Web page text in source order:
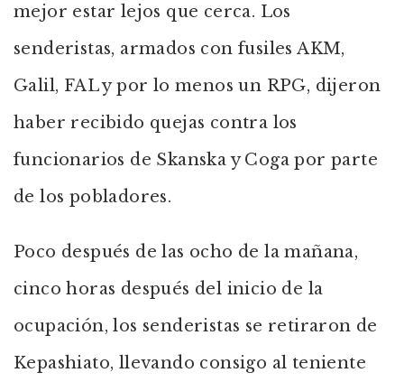
mejor estar lejos que cerca. Los
senderistas, armados con fusiles AKM,
Galil, FAL y por lo menos un RPG, dijeron
haber recibido quejas contra los
funcionarios de Skanska y Coga por parte
de los pobladores.
Poco después de las ocho de la mañana,
cinco horas después del inicio de la
ocupación, los senderistas se retiraron de
Kepashiato, llevando consigo al teniente